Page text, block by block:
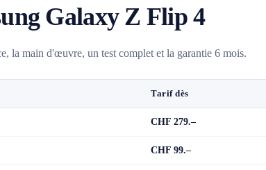
Galaxy Z Flip 4
la main d'œuvre, un test complet et la garantie 6 mois.
Tarif dès
CHF 279.–
CHF 99.–